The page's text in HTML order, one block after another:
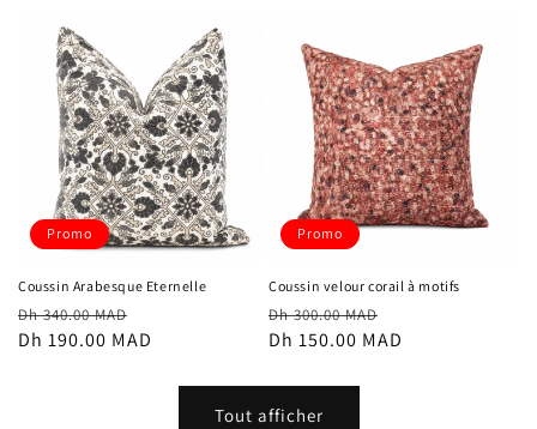
Promo
Coussin Arabesque Eternelle
Prix
habituel
Dh 340.00 MAD
promotionnel
Dh 190.00 MAD
Promo
Coussin velour corail à motifs
Prix
habituel
Dh 300.00 MAD
promotionnel
Dh 150.00 MAD
Tout afficher